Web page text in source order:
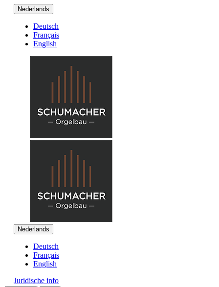
Nederlands
Deutsch
Français
English
Nederlands
Deutsch
Français
English
Juridische info